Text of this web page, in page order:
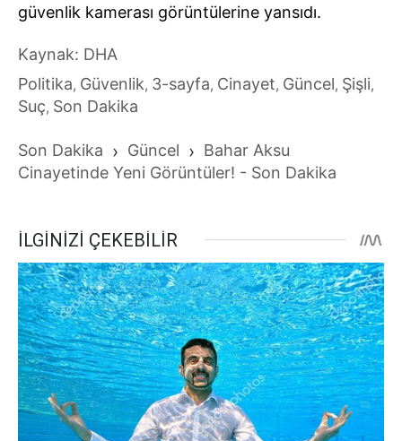
güvenlik kamerası görüntülerine yansıdı.
Kaynak: DHA
Politika, Güvenlik, 3-sayfa, Cinayet, Güncel, Şişli,
Suç, Son Dakika
Son Dakika › Güncel › Bahar Aksu
Cinayetinde Yeni Görüntüler! - Son Dakika